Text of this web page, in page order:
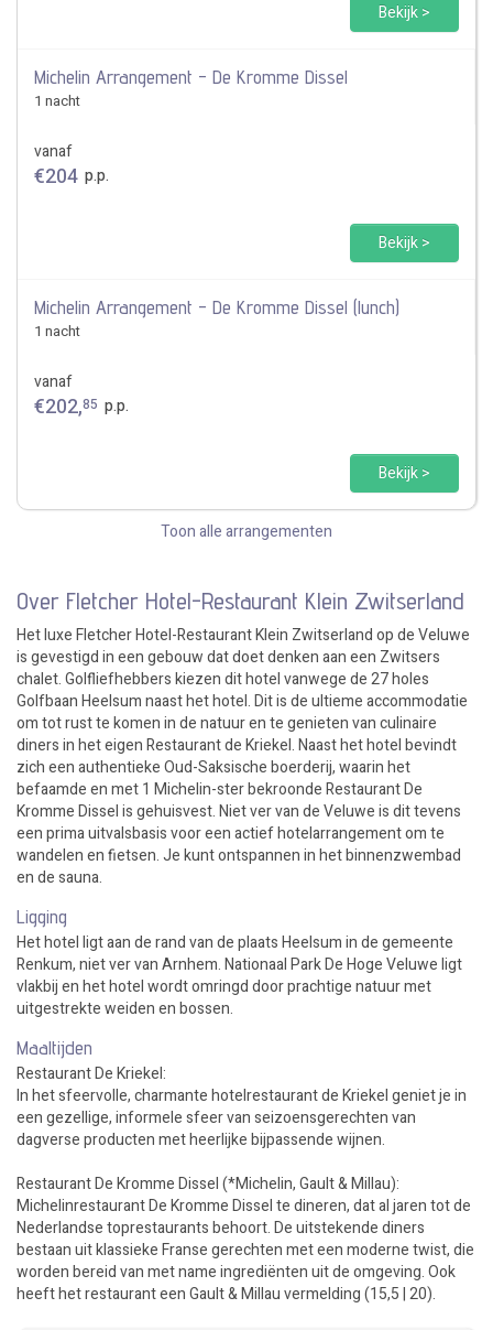
Bekijk >
Michelin Arrangement - De Kromme Dissel
1 nacht
vanaf
€204 p.p.
Bekijk >
Michelin Arrangement - De Kromme Dissel (lunch)
1 nacht
vanaf
€202,85 p.p.
Bekijk >
Toon alle arrangementen
Over Fletcher Hotel-Restaurant Klein Zwitserland
Het luxe Fletcher Hotel-Restaurant Klein Zwitserland op de Veluwe
is gevestigd in een gebouw dat doet denken aan een Zwitsers
chalet. Golfliefhebbers kiezen dit hotel vanwege de 27 holes
Golfbaan Heelsum naast het hotel. Dit is de ultieme accommodatie
om tot rust te komen in de natuur en te genieten van culinaire
diners in het eigen Restaurant de Kriekel. Naast het hotel bevindt
zich een authentieke Oud-Saksische boerderij, waarin het
befaamde en met 1 Michelin-ster bekroonde Restaurant De
Kromme Dissel is gehuisvest. Niet ver van de Veluwe is dit tevens
een prima uitvalsbasis voor een actief hotelarrangement om te
wandelen en fietsen. Je kunt ontspannen in het binnenzwembad
en de sauna.
Ligging
Het hotel ligt aan de rand van de plaats Heelsum in de gemeente
Renkum, niet ver van Arnhem. Nationaal Park De Hoge Veluwe ligt
vlakbij en het hotel wordt omringd door prachtige natuur met
uitgestrekte weiden en bossen.
Maaltijden
Restaurant De Kriekel:
In het sfeervolle, charmante hotelrestaurant de Kriekel geniet je in
een gezellige, informele sfeer van seizoensgerechten van
dagverse producten met heerlijke bijpassende wijnen.
Restaurant De Kromme Dissel (*Michelin, Gault & Millau):
Michelinrestaurant De Kromme Dissel te dineren, dat al jaren tot de
Nederlandse toprestaurants behoort. De uitstekende diners
bestaan uit klassieke Franse gerechten met een moderne twist, die
worden bereid van met name ingrediënten uit de omgeving. Ook
heeft het restaurant een Gault & Millau vermelding (15,5 | 20).